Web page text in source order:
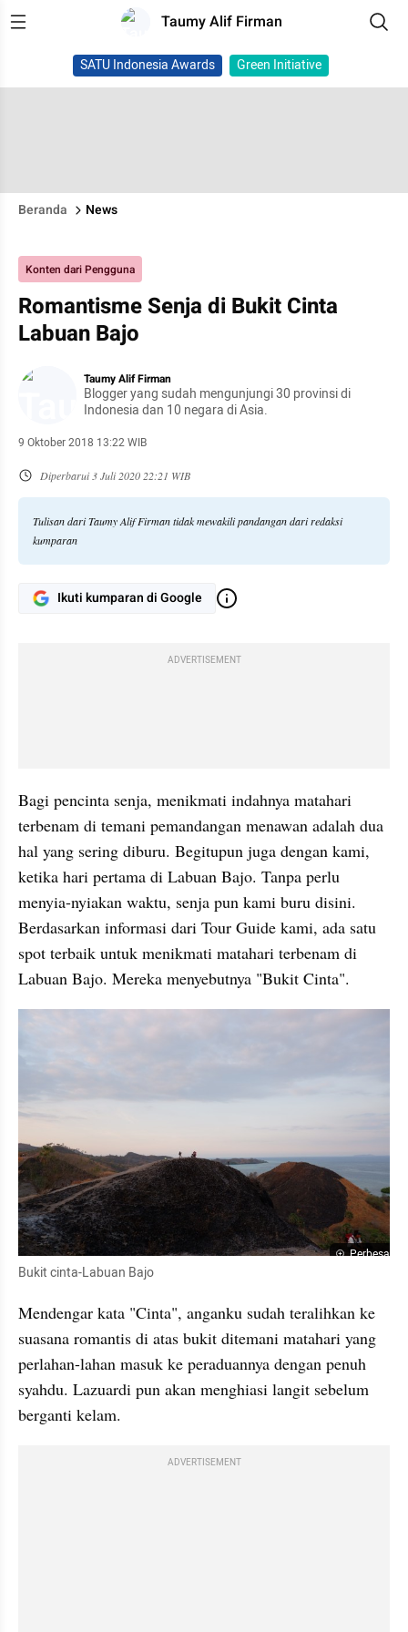
Taumy Alif Firman
SATU Indonesia Awards Green Initiative
Beranda News
Konten dari Pengguna
Romantisme Senja di Bukit Cinta
Labuan Bajo
Taumy Alif Firman
Blogger yang sudah mengunjungi 30 provinsi di
Indonesia dan 10 negara di Asia.
9 Oktober 2018 13:22 WIB
Diperbarui 3 Juli 2020 22:21 WIB
Tulisan dari Taumy Alif Firman tidak mewakili pandangan dari redaksi
kumparan
Ikuti kumparan di Google
ADVERTISEMENT
Bagi pencinta senja, menikmati indahnya matahari
terbenam di temani pemandangan menawan adalah dua
hal yang sering diburu. Begitupun juga dengan kami,
ketika hari pertama di Labuan Bajo. Tanpa perlu
menyia-nyiakan waktu, senja pun kami buru disini.
Berdasarkan informasi dari Tour Guide kami, ada satu
spot terbaik untuk menikmati matahari terbenam di
Labuan Bajo. Mereka menyebutnya "Bukit Cinta".
Perbesar
Bukit cinta-Labuan Bajo
Mendengar kata "Cinta", anganku sudah teralihkan ke
suasana romantis di atas bukit ditemani matahari yang
perlahan-lahan masuk ke peraduannya dengan penuh
syahdu. Lazuardi pun akan menghiasi langit sebelum
berganti kelam.
ADVERTISEMENT